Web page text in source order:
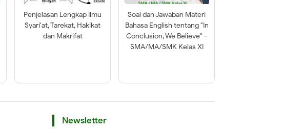
Penjelasan Lengkap Ilmu
Syari'at, Tarekat, Hakikat
dan Makrifat
Soal dan Jawaban Materi
Bahasa English tentang "In
Conclusion, We Believe" -
SMA/MA/SMK Kelas XI
Newsletter